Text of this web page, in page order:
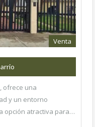
Venta
ofrece una
y un entorno
opción atractiva para…